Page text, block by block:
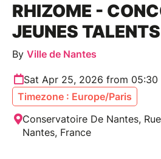
RHIZOME -
JEUNES TALENTS
By Ville de Nantes
Sat Apr 25, 2026 from 05:30
Timezone : Europe/Paris
Conservatoire De Nantes,
Nantes, France